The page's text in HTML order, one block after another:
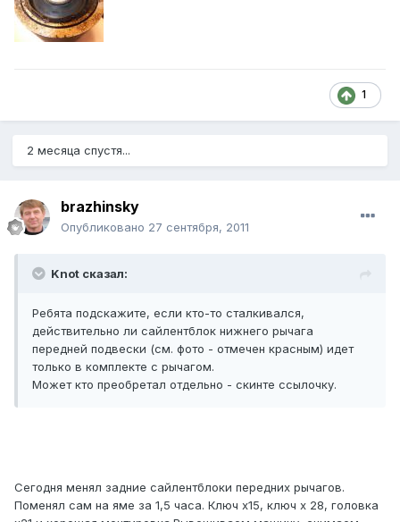
1
2 месяца спустя...
brazhinsky
Опубликовано 27 сентября, 2011
Knot сказал:
Ребята подскажите, если кто-то сталкивался,
действительно ли сайлентблок нижнего рычага
передней подвески (см. фото - отмечен красным) идет
только в комплекте с рычагом.
Может кто преобретал отдельно - скинте ссылочку.
Сегодня менял задние сайлентблоки передних рычагов.
Поменял сам на яме за 1,5 часа. Ключ х15, ключ х 28, головка